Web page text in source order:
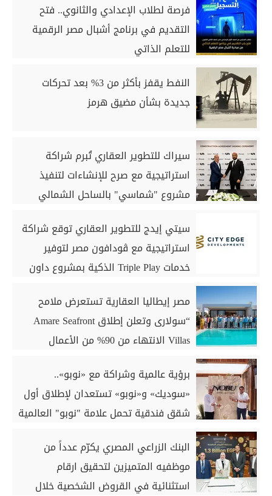
فرصة لطلاب الإعدادي والثانوي.. فتح
التقديم في برنامج أشبال مصر الرقمية
للتعلم الذاتي
النفط يقفز بأكثر من 3% بعد تحركات
جديدة بشأن مضيق هرمز
سيراك للتطوير العقاري تُبرم شراكة
استراتيجية مع صرح للإنشاءات لتنفيذ
مشروع "شماسي" بالساحل الشمالي
سيتي إيدج للتطوير العقاري توقع شراكة
استراتيجية مع ڤودافون مصر لتوفير
خدمات Triple Play الذكية بمشروع داون
مصر إيطاليا العقارية تستعرض ملامح
“سولارى وتعلن إطلاق Amare Seafront
Villas الانتهاء من 90% من الأعمال
برؤية عالمية وشراكة مع «نوبو»..
«سوديك» و«نوبو» تستعدان لإطلاق أول
شقق فندقية تحمل علامة "نوبو" العالمية
أيام
البنك الزراعي المصري يكرّم عدداً من
موظفيه المتميزين لتحقيق ارقام
استثنائية في القروض الشخصية خلال